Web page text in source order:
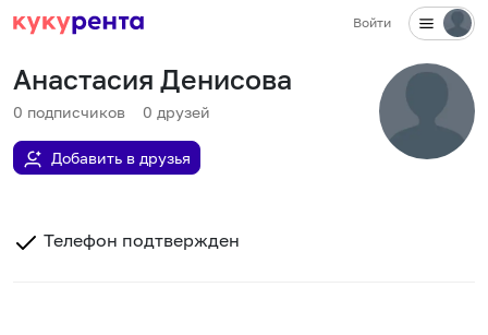
Войти
Анастасия Денисова
0 подписчиков 0 друзей
Добавить в друзья
Телефон подтвержден